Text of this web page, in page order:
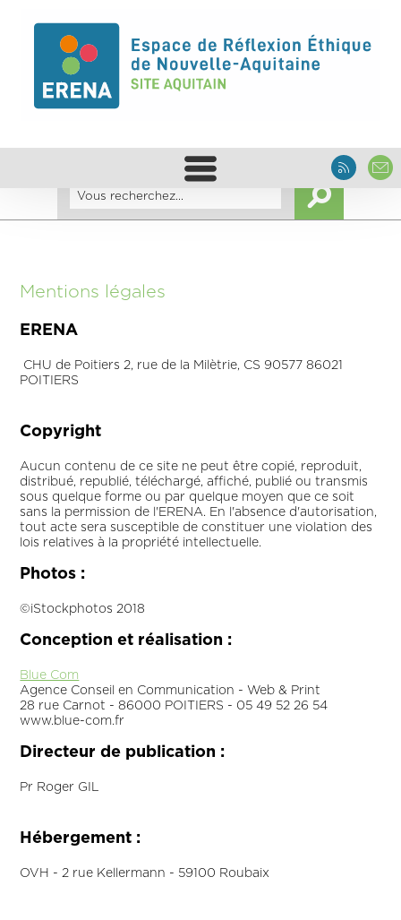
Mentions légales
ERENA
CHU de Poitiers 2, rue de la Milètrie, CS 90577 86021
POITIERS
Copyright
Aucun contenu de ce site ne peut être copié, reproduit,
distribué, republié, téléchargé, affiché, publié ou transmis
sous quelque forme ou par quelque moyen que ce soit
sans la permission de l'ERENA. En l'absence d'autorisation,
tout acte sera susceptible de constituer une violation des
lois relatives à la propriété intellectuelle.
Photos :
©iStockphotos 2018
Conception et réalisation :
Blue Com
Agence Conseil en Communication - Web & Print
28 rue Carnot - 86000 POITIERS - 05 49 52 26 54
www.blue-com.fr
Directeur de publication :
Pr Roger GIL
Hébergement :
OVH - 2 rue Kellermann - 59100 Roubaix